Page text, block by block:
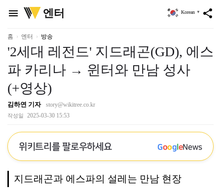
menu
위
키
리
엔터 share
Korean ▼
홈 엔터 방송
'2세대 레전드' 지드래곤(GD), 에스
파 카리나 → 윈터와 만남 성사
(+영상)
김하연 기자 story@wikitree.co.kr
작성일 2025-03-30 15:53
위키트리를 팔로우하세요 GoogleNews
지드래곤과 에스파의 설레는 만남 현장